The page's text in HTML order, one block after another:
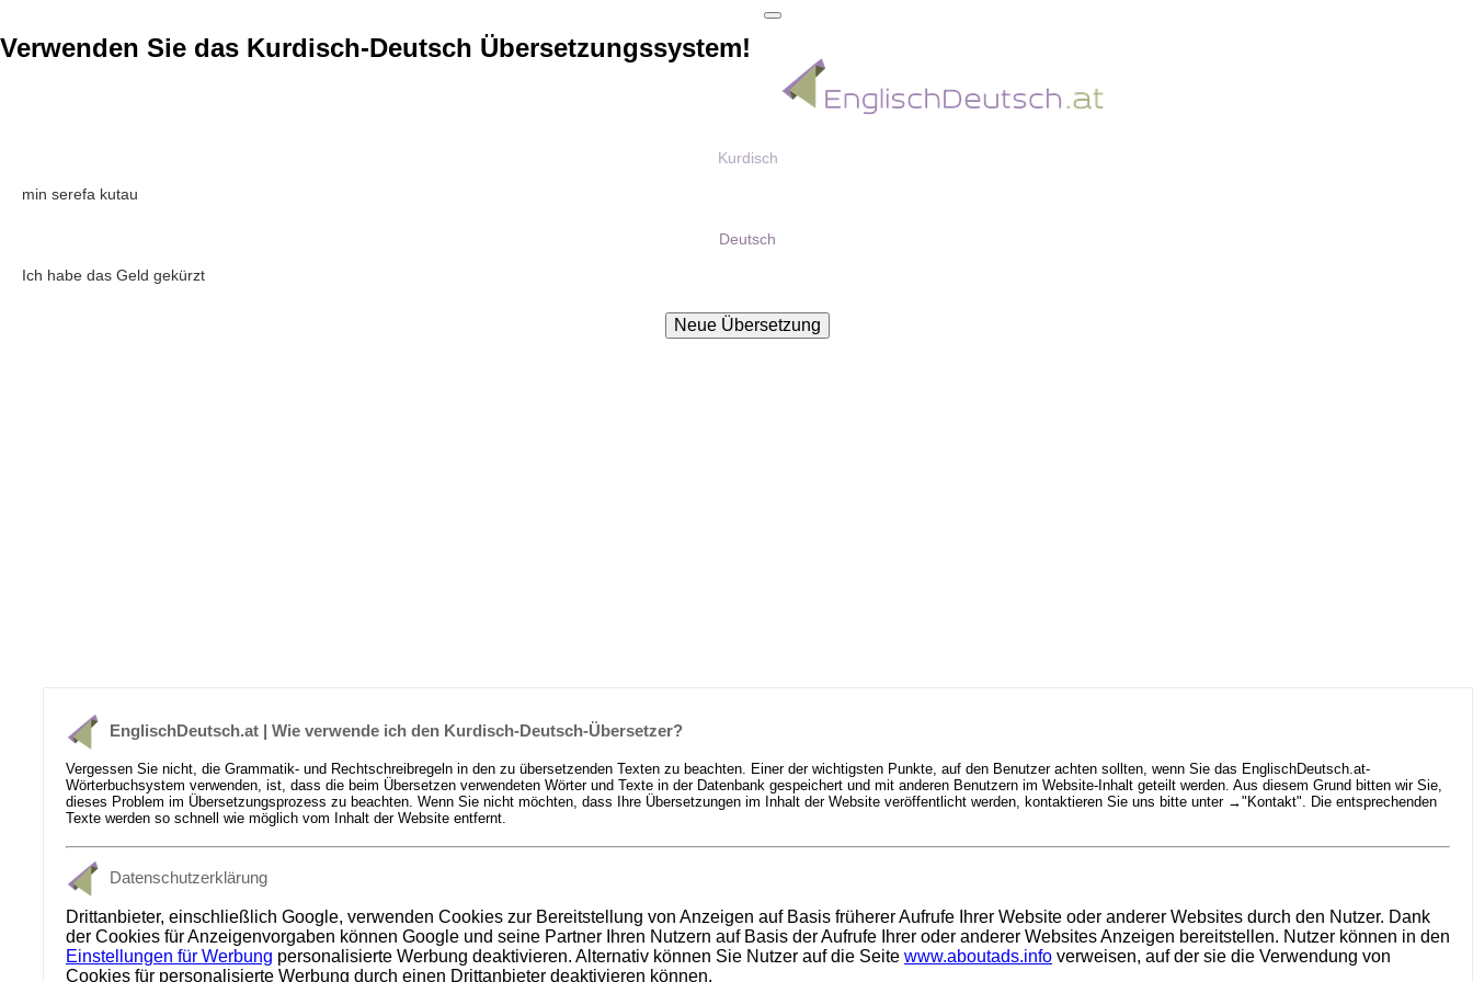
Verwenden Sie das Kurdisch-Deutsch Übersetzungssystem!
Kurdisch
min serefa kutau
Deutsch
Ich habe das Geld gekürzt
EnglischDeutsch.at | Wie verwende ich den Kurdisch-Deutsch-Übersetzer?
Vergessen Sie nicht, die Grammatik- und Rechtschreibregeln in den zu übersetzenden Texten zu beachten. Einer der wichtigsten Punkte, auf den Benutzer achten sollten, wenn Sie das EnglischDeutsch.at-
Wörterbuchsystem verwenden, ist, dass die beim Übersetzen verwendeten Wörter und Texte in der Datenbank gespeichert und mit anderen Benutzern im Website-Inhalt geteilt werden. Aus diesem Grund bitten wir Sie,
dieses Problem im Übersetzungsprozess zu beachten. Wenn Sie nicht möchten, dass Ihre Übersetzungen im Inhalt der Website veröffentlicht werden, kontaktieren Sie uns bitte unter →"Kontakt". Die entsprechenden
Texte werden so schnell wie möglich vom Inhalt der Website entfernt.
Datenschutzerklärung
Drittanbieter, einschließlich Google, verwenden Cookies zur Bereitstellung von Anzeigen auf Basis früherer Aufrufe Ihrer Website oder anderer Websites durch den Nutzer. Dank
der Cookies für Anzeigenvorgaben können Google und seine Partner Ihren Nutzern auf Basis der Aufrufe Ihrer oder anderer Websites Anzeigen bereitstellen. Nutzer können in den
Einstellungen für Werbung personalisierte Werbung deaktivieren. Alternativ können Sie Nutzer auf die Seite www.aboutads.info verweisen, auf der sie die Verwendung von
Cookies für personalisierte Werbung durch einen Drittanbieter deaktivieren können.